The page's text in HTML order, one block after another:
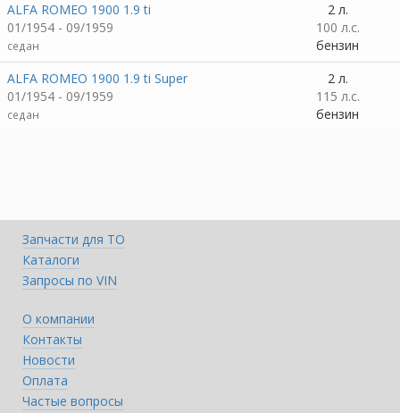
ALFA ROMEO 1900 1.9 ti
01/1954 - 09/1959
седан
2 л.
100 л.с.
бензин
ALFA ROMEO 1900 1.9 ti Super
01/1954 - 09/1959
седан
2 л.
115 л.с.
бензин
Запчасти для ТО
Каталоги
Запросы по VIN
О компании
Контакты
Новости
Оплата
Частые вопросы